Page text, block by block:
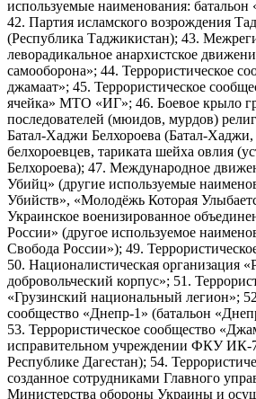
используемые наименования:
42. Партия исламского возрождения
(Республика Таджикистан); 43.
леворадикальное анархистское
самооборона»; 44. Террористическое
джамаат»; 45. Террористическое
ячейка» МТО «ИГ»; 46. Боевое крыло
последователей (мюидов, мурдов)
Батал-Хаджи Белхороева (Батал-
белхороевцев, тариката шейха овлия
Белхороева); 47. Международное
Убийц» (другие используемые
Убийств», «Молодёжь Которая
Украинское военизированное
России» (другое используемое
Свобода России»); 49.
50. Националистическая организация
добровольческий корпус»; 51.
«Грузинский национальный легион»;
сообщество «Днепр-1» (батальон
53. Террористическое сообщество
исправительном учреждении ФКУ
Республике Дагестан); 54.
созданное сотрудниками Главного
Министерства обороны Украины и